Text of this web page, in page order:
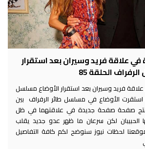
علاقة فريد وسيران بعد استقرار
الحلقة 85
فريد وسيران بعد استقرار الأوضاع مسلسل
استقرت الأوضاع في مسلسل طائر الرفراف بين
صفحة صفحة جديدة في علاقتهما في ظل
الحبيبان لكن سرعان ما ظهر عدو جديد يقلب
لحظات نيوز سنوضح لكم كافة التفاصيل